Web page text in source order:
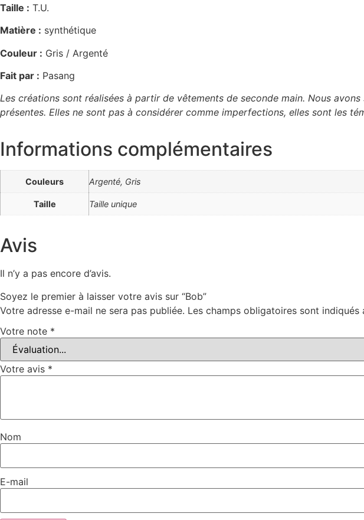
Taille : T.U.
Matière : synthétique
Couleur : Gris / Argenté
Fait par : Pasang
Les créations sont réalisées à partir de vêtements de seconde main. Nous
présentes. Elles ne sont pas à considérer comme imperfections, elles sont les
Informations complémentaires
Couleurs Argenté, Gris
Taille Taille unique
Avis
Il n’y a pas encore d’avis.
Soyez le premier à laisser votre avis sur “Bob”
Votre adresse e-mail ne sera pas publiée. Les champs obligatoires sont indiqués
Votre note *
Votre avis *
Nom
E-mail